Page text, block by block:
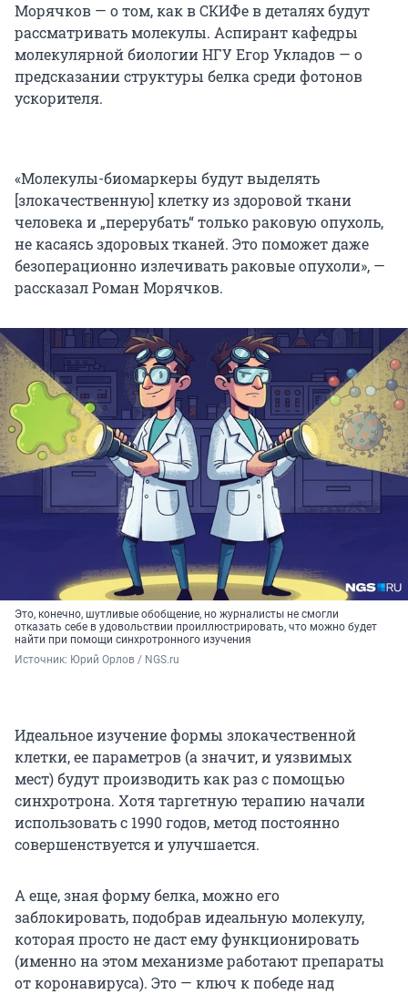
Морячков — о том, как в СКИФе в деталях будут
рассматривать молекулы. Аспирант кафедры
молекулярной биологии НГУ Егор Укладов — о
предсказании структуры белка среди фотонов
ускорителя.
«Молекулы-биомаркеры будут выделять
[злокачественную] клетку из здоровой ткани
человека и „перерубать“ только раковую опухоль,
не касаясь здоровых тканей. Это поможет даже
безоперационно излечивать раковые опухоли», —
рассказал Роман Морячков.
Это, конечно, шутливые обобщение, но журналисты не смогли
отказать себе в удовольствии проиллюстрировать, что можно будет
найти при помощи синхротронного изучения
Источник: Юрий Орлов / NGS.ru
Идеальное изучение формы злокачественной
клетки, ее параметров (а значит, и уязвимых
мест) будут производить как раз с помощью
синхротрона. Хотя таргетную терапию начали
использовать с 1990 годов, метод постоянно
совершенствуется и улучшается.
А еще, зная форму белка, можно его
заблокировать, подобрав идеальную молекулу,
которая просто не даст ему функционировать
(именно на этом механизме работают препараты
от коронавируса). Это — ключ к победе над